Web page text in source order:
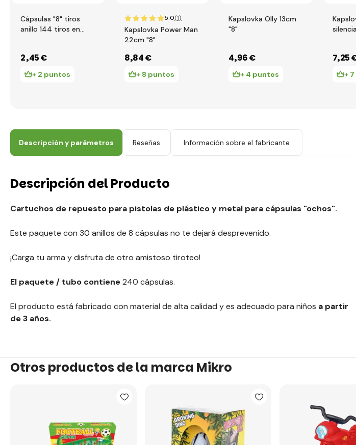
Cápsulas "8" tiros
anillo 144 tiros en
2,45 €
+ 2 puntos
5.0(1)
Kapslovka Power Man
22cm "8"
8,84 €
+ 8 puntos
Kapslovka Olly 13cm
"8"
4,96 €
+ 4 puntos
7,25
+
Descripción y parámetros Reseñas Información sobre el fabricante
Descripción del Producto
Cartuchos de repuesto para pistolas de plástico y metal para cápsulas "ochos".
Este paquete con 30 anillos de 8 cápsulas no te dejará desprevenido.
¡Carga tu arma y disfruta de otro amistoso tiroteo!
El paquete / tubo contiene240 cápsulas.
El producto está fabricado con material de alta calidad y es adecuado para niños a partir
de 3 años.
Otros productos de la marca Mikro